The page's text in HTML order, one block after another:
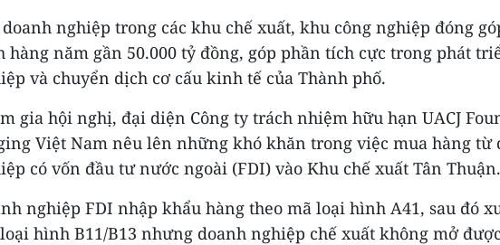
doanh nghiệp trong các khu chế xuất, khu công nghiệp đóng
hàng năm gần 50.000 tỷ đồng, góp phần tích cực trong phát
và chuyển dịch cơ cấu kinh tế của Thành phố.
gia hội nghị, đại diện Công ty trách nhiệm hữu hạn UACJ
Việt Nam nêu lên những khó khăn trong việc mua hàng từ
có vốn đầu tư nước ngoài (FDI) vào Khu chế xuất Tân Thuận.
nghiệp FDI nhập khẩu hàng theo mã loại hình A41, sau đó
hình B11/B13 nhưng doanh nghiệp chế xuất không mở